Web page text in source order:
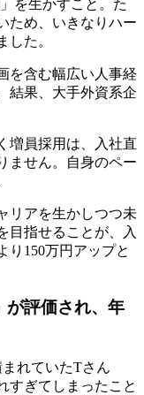
を生かすこと。た
ため、いきなりハー
した。
を含む幅広い人事経
結果、大手外資系企
増員採用は、入社直
ません。自身のペー
リアを生かしつつ未
目指せることが、入
り150万円アップと
が評価され、年
れていたTさん
すぎてしまったこと